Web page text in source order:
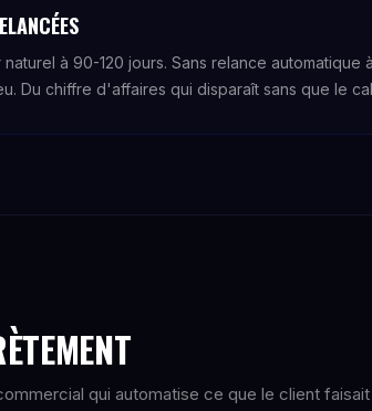
à 90-120 jours. Sans relance automatique
Du chiffre d'affaires qui disparaît sans que le
qui automatise ce que le client faisait